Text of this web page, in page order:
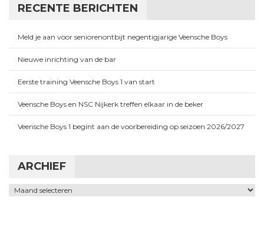
RECENTE BERICHTEN
Meld je aan voor seniorenontbijt negentigjarige Veensche Boys
Nieuwe inrichting van de bar
Eerste training Veensche Boys 1 van start
Veensche Boys en NSC Nijkerk treffen elkaar in de beker
Veensche Boys 1 begint aan de voorbereiding op seizoen 2026/2027
ARCHIEF
Archief